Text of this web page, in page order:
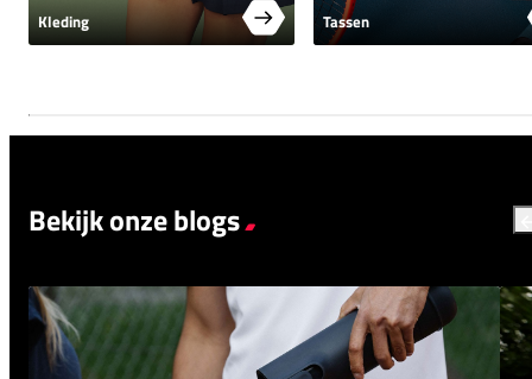
Kleding Tassen
Bekijk onze blogs